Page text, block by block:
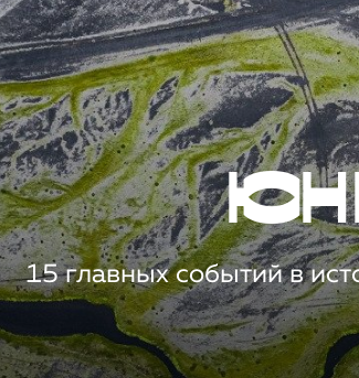
15 главных событий в